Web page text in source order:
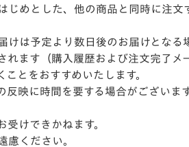
めとした、他の商品と同時に注
は予定より数日後のお届けとなる
ます（購入履歴および注文完了
とをおすすめいたします。
映に時間を要する場合がございま
けできかねます。
ください。